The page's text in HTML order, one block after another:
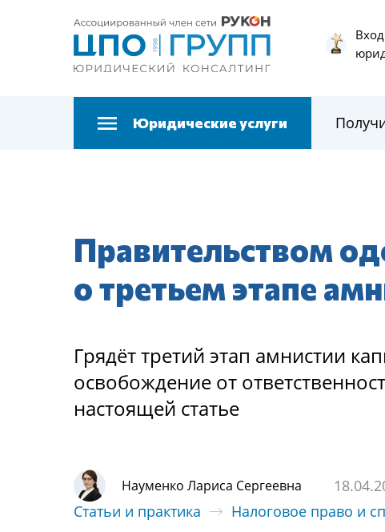
Юридические услуги
Правительством
о третьем этапе
Грядёт третий этап амнистии
освобождение от
настоящей статье
Науменко Лариса Сергеевна
Статьи и практика
Налоговое право и